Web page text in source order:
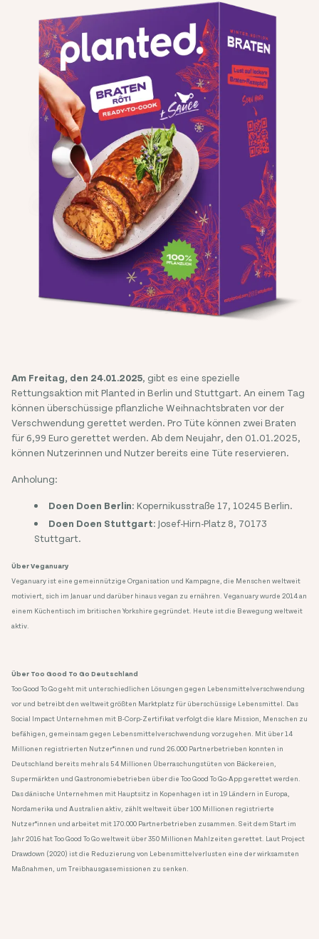
Am Freitag, den 24.01.2025, gibt es eine spezielle
Rettungsaktion mit Planted in Berlin und Stuttgart. An einem Tag
können überschüssige pflanzliche Weihnachtsbraten vor der
Verschwendung gerettet werden. Pro Tüte können zwei Braten
für 6,99 Euro gerettet werden. Ab dem Neujahr, den 01.01.2025,
können Nutzerinnen und Nutzer bereits eine Tüte reservieren.
Anholung:
Doen Doen Berlin: Kopernikusstraße 17, 10245 Berlin.
Doen Doen Stuttgart: Josef-Hirn-Platz 8, 70173
Stuttgart.
Über Veganuary
Veganuary ist eine gemeinnützige Organisation und Kampagne, die Menschen weltweit
motiviert, sich im Januar und darüber hinaus vegan zu ernähren. Veganuary wurde 2014 an
einem Küchentisch im britischen Yorkshire gegründet. Heute ist die Bewegung weltweit
aktiv.
Über Too Good To Go Deutschland
Too Good To Go geht mit unterschiedlichen Lösungen gegen Lebensmittelverschwendung
vor und betreibt den weltweit größten Marktplatz für überschüssige Lebensmittel. Das
Social Impact Unternehmen mit B-Corp-Zertifikat verfolgt die klare Mission, Menschen zu
befähigen, gemeinsam gegen Lebensmittelverschwendung vorzugehen. Mit über 14
Millionen registrierten Nutzer*innen und rund 26.000 Partnerbetrieben konnten in
Deutschland bereits mehr als 54 Millionen Überraschungstüten von Bäckereien,
Supermärkten und Gastronomiebetrieben über die Too Good To Go-App gerettet werden.
Das dänische Unternehmen mit Hauptsitz in Kopenhagen ist in 19 Ländern in Europa,
Nordamerika und Australien aktiv, zählt weltweit über 100 Millionen registrierte
Nutzer*innen und arbeitet mit 170.000 Partnerbetrieben zusammen. Seit dem Start im
Jahr 2016 hat Too Good To Go weltweit über 350 Millionen Mahlzeiten gerettet. Laut Project
Drawdown (2020) ist die Reduzierung von Lebensmittelverlusten eine der wirksamsten
Maßnahmen, um Treibhausgasemissionen zu senken.